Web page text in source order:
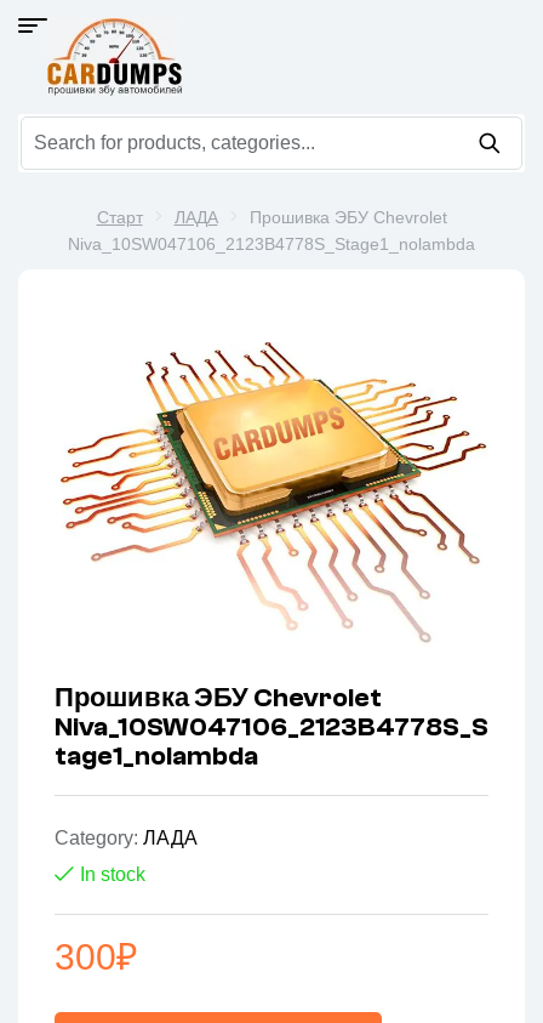
Старт ЛАДА
Прошивка ЭБУ Chevrolet
Niva_10SW047106_2123B4778S_Stage1_nolambda
Прошивка ЭБУ Chevrolet
Niva_10SW047106_2123B4778S_S
tage1_nolambda
Category: ЛАДА
In stock
300₽